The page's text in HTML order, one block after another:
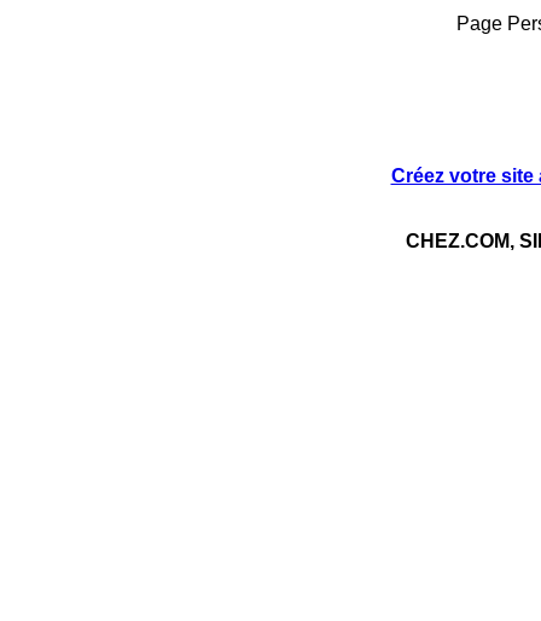
Page
Créez votre site
CHEZ.COM,